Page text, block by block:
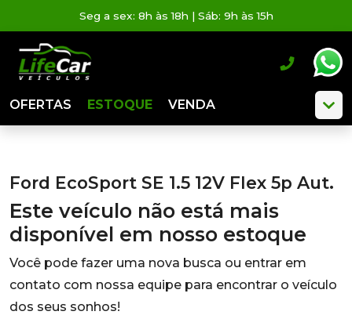
Seg a sex: 8h às 18h | Sáb: 9h às 15h
OFERTAS ESTOQUE VENDA
Ford EcoSport SE 1.5 12V Flex 5p Aut.
Este veículo não está mais
disponível em nosso estoque
Você pode fazer uma nova busca ou entrar em
contato com nossa equipe para encontrar o veículo
dos seus sonhos!